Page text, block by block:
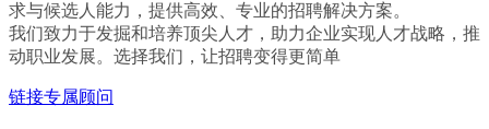
求与候选人能力，提供高效、专业的招聘解决方案。
我们致力于发掘和培养顶尖人才，助力企业实现人才战略，推
动职业发展。选择我们，让招聘变得更简单
链接专属顾问